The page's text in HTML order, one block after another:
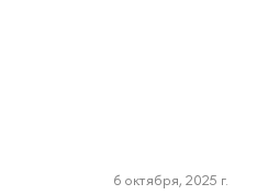
6 октября, 2025 г.